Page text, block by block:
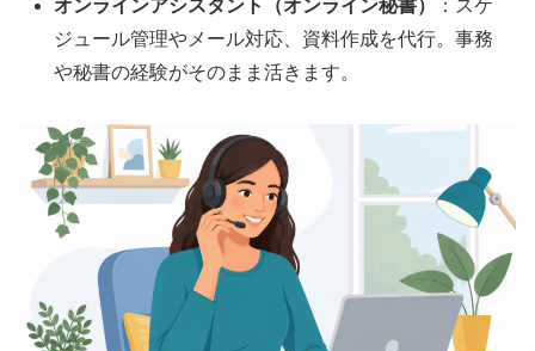
オンラインアシスタント（オンライン秘書）
：スケ
ジュール管理やメール対応、資料作成を代行。事務
や秘書の経験がそのまま活きます。